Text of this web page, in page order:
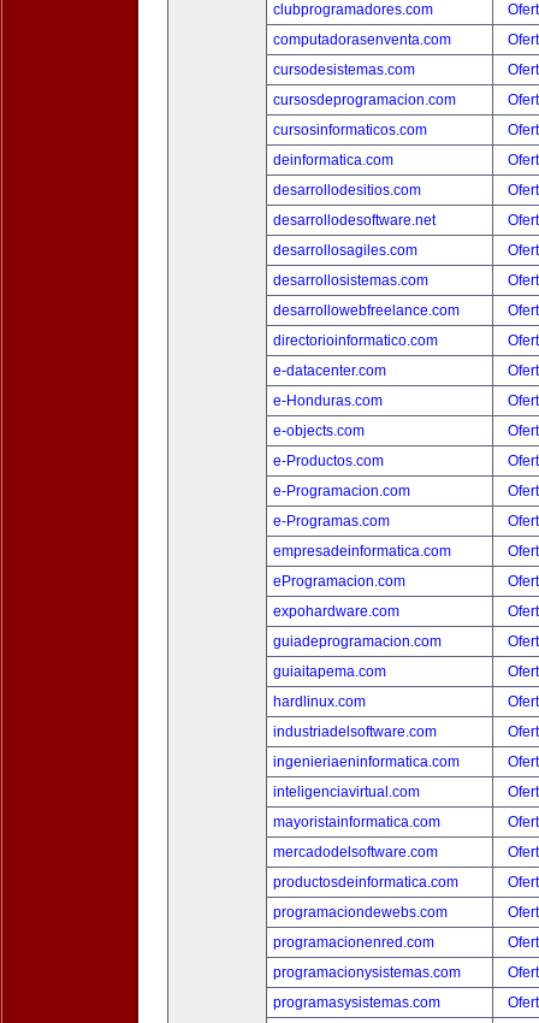
clubprogramadores.com
computadorasenventa.com
cursodesistemas.com
cursosdeprogramacion.com
cursosinformaticos.com
deinformatica.com
desarrollodesitios.com
desarrollodesoftware.net
desarrollosagiles.com
desarrollosistemas.com
desarrollowebfreelance.com
directorioinformatico.com
e-datacenter.com
e-Honduras.com
e-objects.com
e-Productos.com
e-Programacion.com
e-Programas.com
empresadeinformatica.com
eProgramacion.com
expohardware.com
guiadeprogramacion.com
guiaitapema.com
hardlinux.com
industriadelsoftware.com
ingenieriaeninformatica.com
inteligenciavirtual.com
mayoristainformatica.com
mercadodelsoftware.com
productosdeinformatica.com
programaciondewebs.com
programacionenred.com
programacionysistemas.com
programasysistemas.com